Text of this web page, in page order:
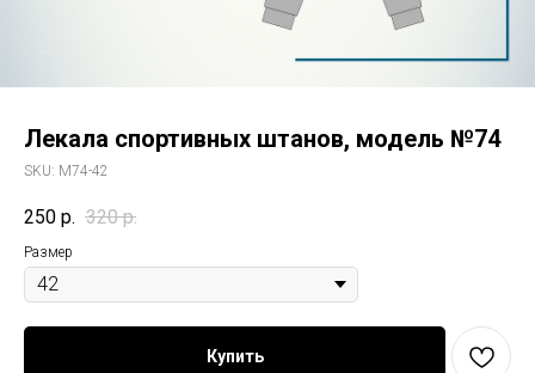
Лекала спортивных штанов, модель №74
SKU: M74-42
250 р. 320 р.
Размер
Купить